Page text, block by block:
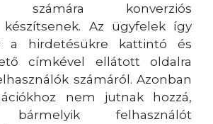
számára konverziós
készítsenek. Az ügyfelek így
a hirdetésükre kattintó és
címkével ellátott oldalra
számáról. Azonban
nem jutnak hozzá,
bármelyik felhasználót